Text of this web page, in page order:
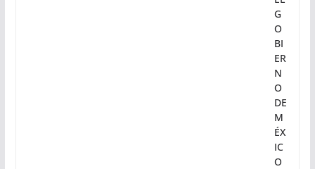
G
O
BI
ER
N
O
DE
M
ÉX
IC
O